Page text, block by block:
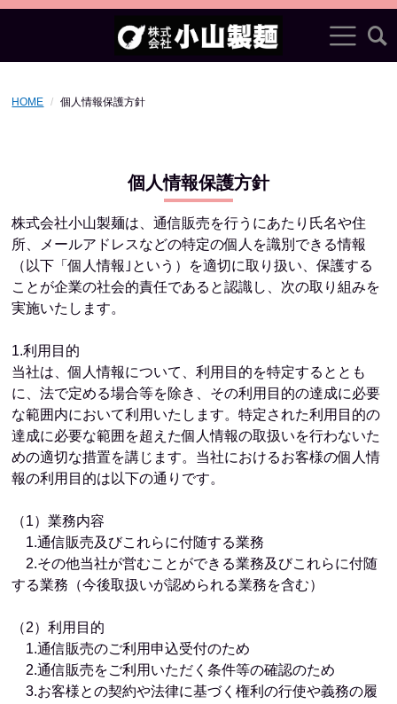
HOME 個人情報保護方針
個人情報保護方針
株式会社小山製麺は、通信販売を行うにあたり氏名や住
所、メールアドレスなどの特定の個人を識別できる情報
（以下「個人情報｣という）を適切に取り扱い、保護する
ことが企業の社会的責任であると認識し、次の取り組みを
実施いたします。
1.利用目的
当社は、個人情報について、利用目的を特定するととも
に、法で定める場合等を除き、その利用目的の達成に必要
な範囲内において利用いたします。特定された利用目的の
達成に必要な範囲を超えた個人情報の取扱いを行わないた
めの適切な措置を講じます。当社におけるお客様の個人情
報の利用目的は以下の通りです。
（1）業務内容
1.通信販売及びこれらに付随する業務
2.その他当社が営むことができる業務及びこれらに付随
する業務（今後取扱いが認められる業務を含む）
（2）利用目的
1.通信販売のご利用申込受付のため
2.通信販売をご利用いただく条件等の確認のため
3.お客様との契約や法律に基づく権利の行使や義務の履